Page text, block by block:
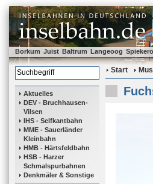
Borkum Juist Baltrum Langeoog
Aktuelles
DEV - Bruchhausen-
Vilsen
IHS - Selfkantbahn
MME - Sauerländer
Kleinbahn
HMB - Härtsfeldbahn
HSB - Harzer
Schmalspurbahnen
Denkmäler & Sonstige
Start